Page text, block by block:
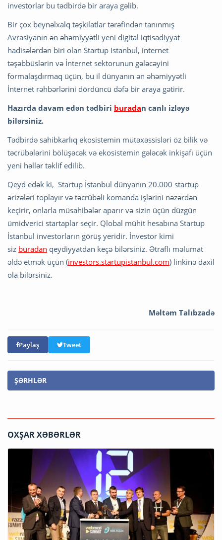
investorlar bu tədbirdə bir araya gəlib.
Bir çox beynəlxalq təşkilatlar tərəfindən tanınmış
Avrasiyanın ən əhəmiyyətli yeni digital iqtisadiyyat
hadisələrdən biri olan Startup Istanbul, internet
təşəbbüslərin və İnternet sektorunun gələcəyini
formalaşdırmaq üçün, bu il dünyanın ən əhəmiyyətli
İnternet rəhbərlərini dördüncü dəfə bir araya gətirir.
Hazırda davam edən tədbiri buradan canlı izləyə
bilərsiniz.
Tədbirdə sahibkarlıq ekosistemin mütəxəssisləri öz bilik və
təcrübələrini bölüşəcək və ekosistemin gələcək inkişafı üçün
yeni həllər təklif edilib.
Qeyd edək ki, Startup İstanbul dünyanın 20.000 startup
ərizələri toplayır və təcrübəli komanda işlərini nəzərdən
keçirir, onlarla müsahibələr aparır və sizin üçün düzgün
ümidverici startaplar seçir. Qlobal mühit hesabına Startup
İstanbul investorların görüş yeridir. İnvestor kimi
siz buradan qeydiyyatdan keçə bilərsiniz. Ətraflı məlumat
əldə etmək üçün (investors.startupistanbul.com) linkinə daxil
ola bilərsiniz.
Məltəm Talıbzadə
Paylaş Tweet
ŞƏRHLƏR
OXŞAR XƏBƏRLƏR